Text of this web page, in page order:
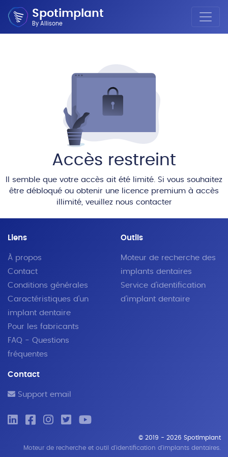
Spotimplant
By Allisone
Accès restreint
Il semble que votre accès ait été limité. Si vous souhaitez
être débloqué ou obtenir une licence premium à accès
illimité, veuillez nous contacter
Liens
À propos
Contact
Conditions générales
Caractéristiques d'un
implant dentaire
Pour les fabricants
FAQ - Questions
fréquentes
Outils
Moteur de recherche des
implants dentaires
Service d'identification
d'implant dentaire
Contact
Support email
© 2019 - 2026 SpotImplant
Moteur de recherche et outil d'identification d'implants dentaires.